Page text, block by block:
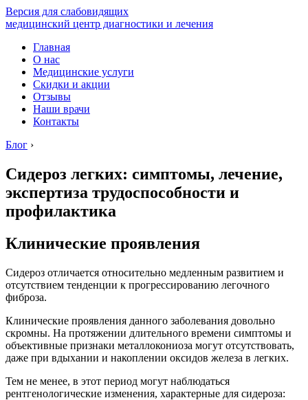
Версия для слабовидящих
медицинский центр диагностики и лечения
Главная
О нас
Медицинские услуги
Скидки и акции
Отзывы
Наши врачи
Контакты
Блог ›
Сидероз легких: симптомы, лечение,
экспертиза трудоспособности и
профилактика
Клинические проявления
Сидероз отличается относительно медленным развитием и
отсутствием тенденции к прогрессированию легочного
фиброза.
Клинические проявления данного заболевания довольно
скромны. На протяжении длительного времени симптомы и
объективные признаки металлокониоза могут отсутствовать,
даже при вдыхании и накоплении оксидов железа в легких.
Тем не менее, в этот период могут наблюдаться
рентгенологические изменения, характерные для сидероза: